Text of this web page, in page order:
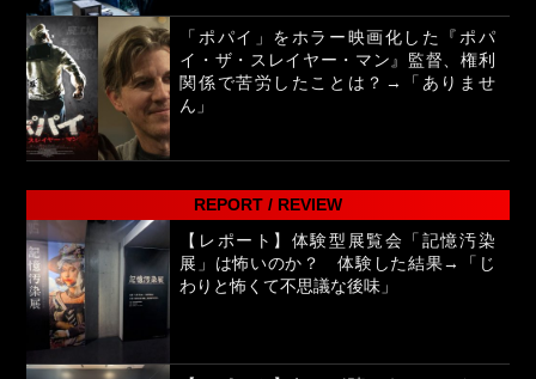
「ポパイ」をホラー映画化した『ポパ
イ・ザ・スレイヤー・マン』監督、権利
関係で苦労したことは？→「ありませ
ん」
REPORT / REVIEW
【レポート】体験型展覧会「記憶汚染
展」は怖いのか？ 体験した結果→「じ
わりと怖くて不思議な後味」